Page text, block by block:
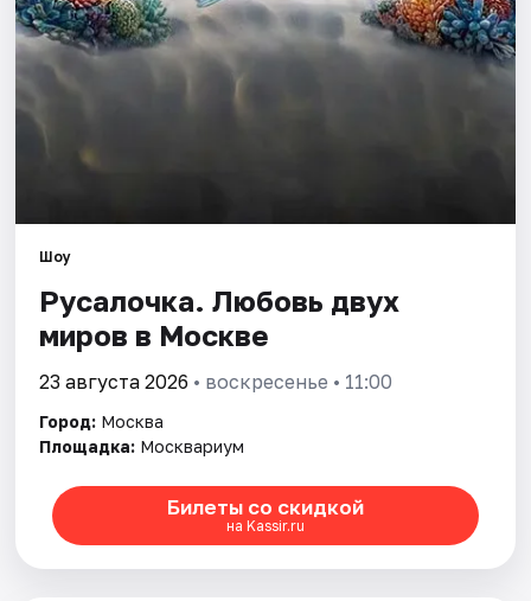
Рейтинги
Шоу
Русалочка. Любовь двух
миров в Москве
23 августа 2026 • воскресенье • 11:00
Город: Москва
Площадка: Москвариум
Билеты со скидкой
на Kassir.ru